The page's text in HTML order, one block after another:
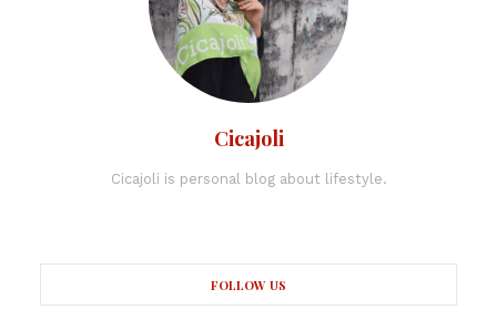
Cicajoli
Cicajoli is personal blog about lifestyle.
FOLLOW US